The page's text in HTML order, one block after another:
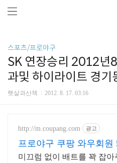
스포츠/프로야구
SK 연장승리 2012년
과및 하이라이트 경기
햇살과산책 2012. 8. 17. 03:16
http://m.coupang.com 광고
프로야구 쿠팡 와우회원
시적립 혜택
미끄럼 없이 배트를 꽉 잡아